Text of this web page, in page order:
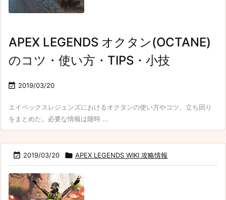
APEX LEGENDS オクタン(OCTANE)
のコツ・使い方・TIPS・小技
 2019/03/20
エイペックスレジェンズにおけるオクタンの使い方やコツ、立ち回り
をまとめた。必要な情報は随時 ...
 2019/03/20  APEX LEGENDS WIKI 攻略情報